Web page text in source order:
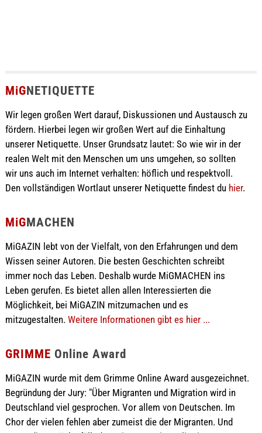
MiGNETIQUETTE
Wir legen großen Wert darauf, Diskussionen und Austausch zu
fördern. Hierbei legen wir großen Wert auf die Einhaltung
unserer Netiquette. Unser Grundsatz lautet: So wie wir in der
realen Welt mit den Menschen um uns umgehen, so sollten
wir uns auch im Internet verhalten: höflich und respektvoll.
Den vollständigen Wortlaut unserer Netiquette findest du hier.
MiGMACHEN
MiGAZIN lebt von der Vielfalt, von den Erfahrungen und dem
Wissen seiner Autoren. Die besten Geschichten schreibt
immer noch das Leben. Deshalb wurde MiGMACHEN ins
Leben gerufen. Es bietet allen allen Interessierten die
Möglichkeit, bei MiGAZIN mitzumachen und es
mitzugestalten. Weitere Informationen gibt es hier ...
GRIMME Online Award
MiGAZIN wurde mit dem Grimme Online Award ausgezeichnet.
Begründung der Jury: "Über Migranten und Migration wird in
Deutschland viel gesprochen. Vor allem von Deutschen. Im
Chor der vielen fehlen aber zumeist die der Migranten. Und